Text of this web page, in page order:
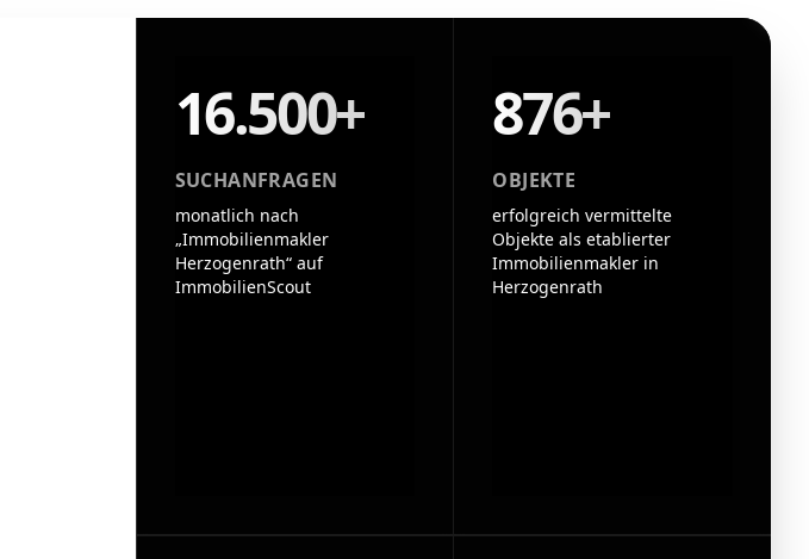
16.500+
SUCHANFRAGEN
monatlich nach
„Immobilienmakler
Herzogenrath“ auf
ImmobilienScout
876+
OBJEKTE
erfolgreich vermittelte
Objekte als etablierter
Immobilienmakler in
Herzogenrath